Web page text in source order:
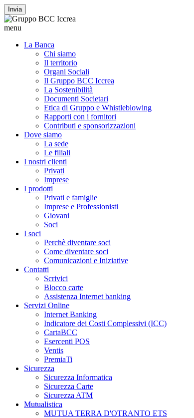
Invia
menu
La Banca
Chi siamo
Il territorio
Organi Sociali
Il Gruppo BCC Iccrea
La Sostenibilità
Documenti Societari
Etica di Gruppo e Whistleblowing
Rapporti con i fornitori
Contributi e sponsorizzazioni
Dove siamo
La sede
Le filiali
I nostri clienti
Privati
Imprese
I prodotti
Privati e famiglie
Imprese e Professionisti
Giovani
Soci
I soci
Perchè diventare soci
Come diventare soci
Comunicazioni e Iniziative
Contatti
Scrivici
Blocco carte
Assistenza Internet banking
Servizi Online
Internet Banking
Indicatore dei Costi Complessivi (ICC)
CartaBCC
Esercenti POS
Ventis
PremiaTi
Sicurezza
Sicurezza Informatica
Sicurezza Carte
Sicurezza ATM
Mutualistica
MUTUA TERRA D'OTRANTO ETS